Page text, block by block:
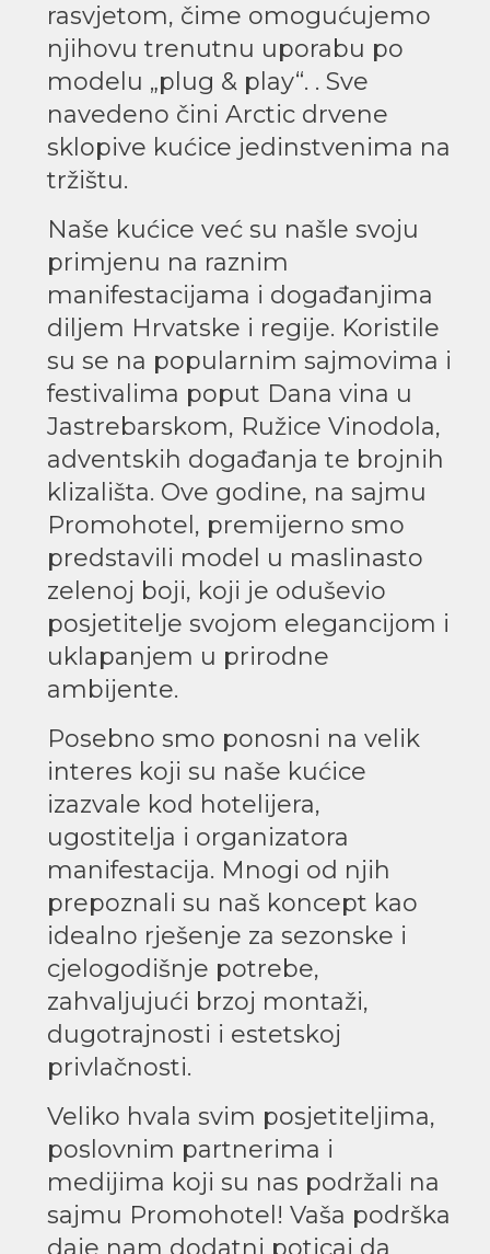
rasvjetom, čime omogućujemo
njihovu trenutnu uporabu po
modelu „plug & play“. . Sve
navedeno čini Arctic drvene
sklopive kućice jedinstvenima na
tržištu.
Naše kućice već su našle svoju
primjenu na raznim
manifestacijama i događanjima
diljem Hrvatske i regije. Koristile
su se na popularnim sajmovima i
festivalima poput Dana vina u
Jastrebarskom, Ružice Vinodola,
adventskih događanja te brojnih
klizališta. Ove godine, na sajmu
Promohotel, premijerno smo
predstavili model u maslinasto
zelenoj boji, koji je oduševio
posjetitelje svojom elegancijom i
uklapanjem u prirodne
ambijente.
Posebno smo ponosni na velik
interes koji su naše kućice
izazvale kod hotelijera,
ugostitelja i organizatora
manifestacija. Mnogi od njih
prepoznali su naš koncept kao
idealno rješenje za sezonske i
cjelogodišnje potrebe,
zahvaljujući brzoj montaži,
dugotrajnosti i estetskoj
privlačnosti.
Veliko hvala svim posjetiteljima,
poslovnim partnerima i
medijima koji su nas podržali na
sajmu Promohotel! Vaša podrška
daje nam dodatni poticaj da